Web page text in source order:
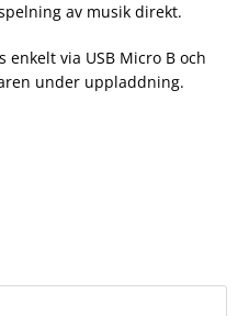
av musik direkt.
via USB Micro B och
under uppladdning.